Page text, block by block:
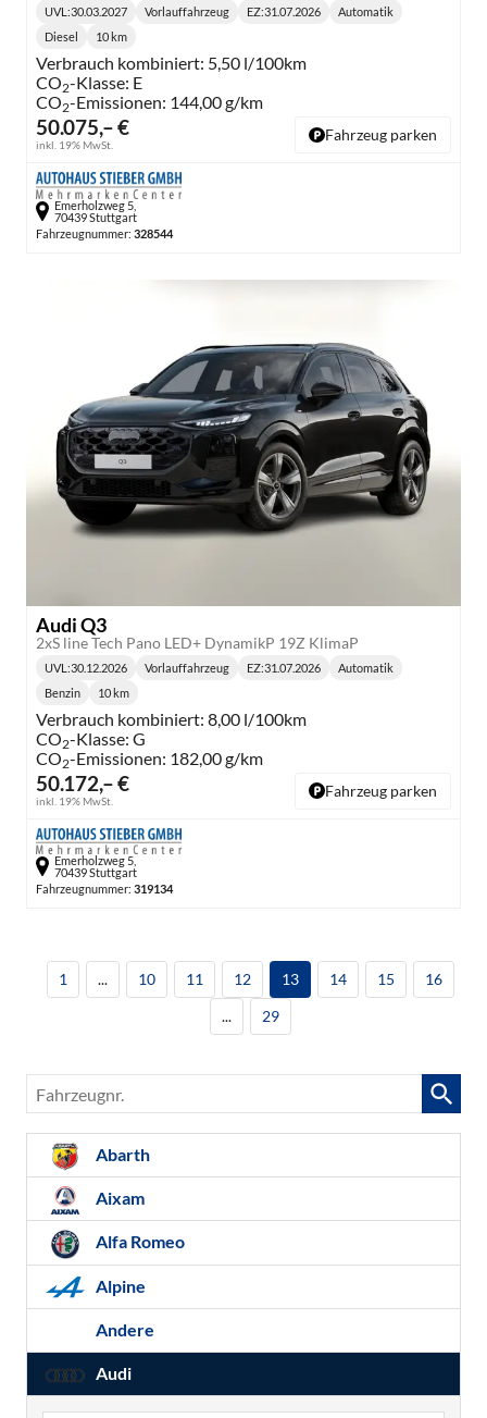
50.075,– €
inkl. 19% MwSt.
Lieferzeit:
UVL :30.03.2027 Vorlauffahrzeug EZ:31.07.2026
Getriebe:
Automatik
Kraftstoff:
Diesel
Kilometerstand:
10 km
Verbrauch kombiniert: 5,50 l/100km
CO2-Klasse: E
CO2-Emissionen: 144,00 g/km
Fahrzeug parken
Emerholzweg 5,
70439 Stuttgart
Fahrzeugnummer: 328544
Audi Q3
2xS line Tech Pano LED+ DynamikP 19Z KlimaP
50.172,– €
inkl. 19% MwSt.
Lieferzeit:
UVL :30.12.2026 Vorlauffahrzeug EZ:31.07.2026
Getriebe:
Automatik
Kraftstoff:
Benzin
Kilometerstand:
10 km
Verbrauch kombiniert: 8,00 l/100km
CO2-Klasse: G
CO2-Emissionen: 182,00 g/km
Fahrzeug parken
Emerholzweg 5,
70439 Stuttgart
Fahrzeugnummer: 319134
1 ... 10 11 12 13 14 15
16
...
29
Fahrzeugnr.
Abarth
Aixam
Alfa Romeo
Alpine
Andere
Audi